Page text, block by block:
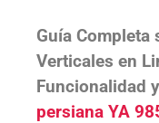
Guía Completa
Verticales en
Funcionalidad
persiana YA